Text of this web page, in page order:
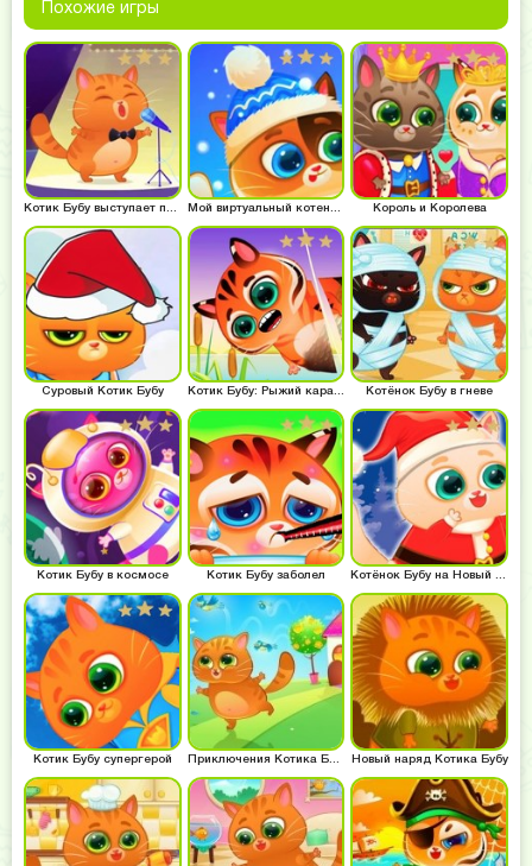
Похожие игры
Король и Королева
Суровый Котик Бубу Котик Бубу: Рыжий карась Котёнок Бубу в гневе
Котик Бубу в космосе Котик Бубу заболел Котёнок Бубу на Новый Год
Котик Бубу супергерой Приключения Котика Бубу Новый наряд Котика Бубу